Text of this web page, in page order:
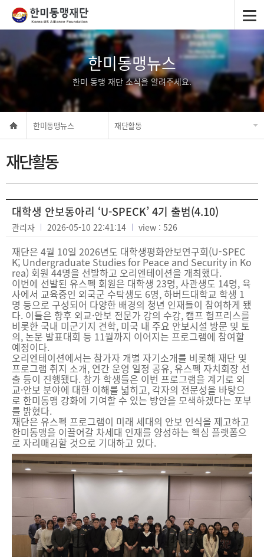
한미동맹뉴스
한미 동맹 재단 소식을 알려주세요.
한미동맹뉴스 재단활동
재단활동
대학생 안보동아리 ‘U-SPECK’ 4기 출범(4.10)
관리자 2026-05-10 22:41:14 view : 526
재단은 4월 10일 2026년도 대학생평화안보연구회(U-SPEC
K; Undergraduate Studies for Peace and Security in Ko
rea) 회원 44명을 선발하고 오리엔테이션을 개최했다.
이번에 선발된 유스펙 회원은 대학생 23명, 사관생도 14명, 육
사에서 교육중인 외국군 수탁생도 6명, 하버드대학교 학생 1
명 등으로 구성되어 다양한 배경의 청년 인재들이 참여하게 됐
다. 이들은 향후 외교·안보 전문가 강의 수강, 캠프 험프리스를
비롯한 국내 미군기지 견학, 미국 내 주요 안보시설 방문 및 토
의, 논문 발표대회 등 11월까지 이어지는 프로그램에 참여할
예정이다.
오리엔테이션에서는 참가자 개별 자기소개를 비롯해 재단 및
프로그램 취지 소개, 연간 운영 일정 공유, 유스펙 자치회장 선
출 등이 진행됐다. 참가 학생들은 이번 프로그램을 계기로 외
교·안보 분야에 대한 이해를 넓히고, 각자의 전문성을 바탕으
로 한미동맹 강화에 기여할 수 있는 방안을 모색하겠다는 포부
를 밝혔다.
재단은 유스펙 프로그램이 미래 세대의 안보 인식을 제고하고
한미동맹을 이끌어갈 차세대 인재를 양성하는 핵심 플랫폼으
로 자리매김할 것으로 기대하고 있다.